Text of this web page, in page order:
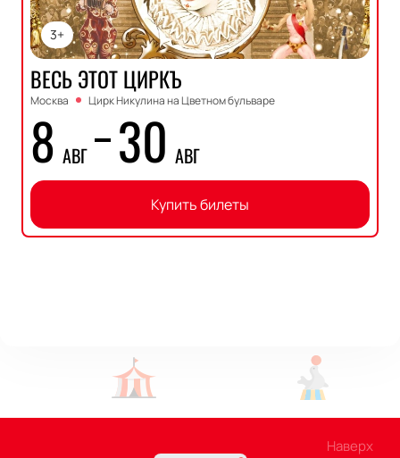
3+
ВЕСЬ ЭТОТ ЦИРКЪ
Москва Цирк Никулина на Цветном бульваре
8 АВГ 30 АВГ
Купить билеты
Наверх